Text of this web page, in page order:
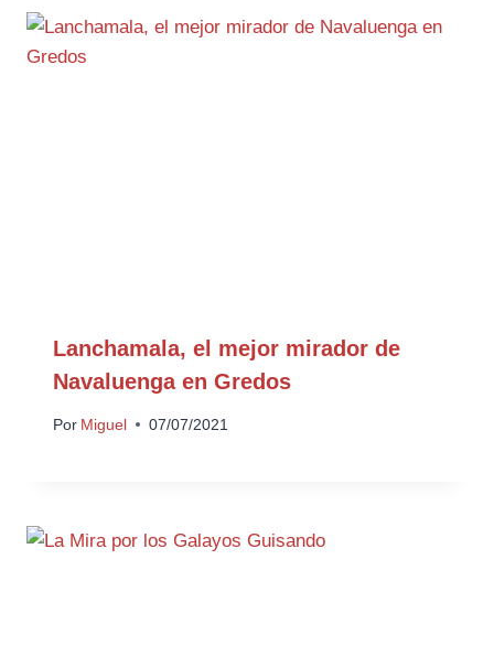
Lanchamala, el mejor mirador de
Navaluenga en Gredos
Por Miguel 07/07/2021